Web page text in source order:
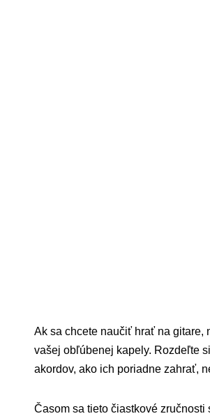
Ak sa chcete naučiť hrať na gitare,
vašej obľúbenej kapely. Rozdeľte
akordov, ako ich poriadne zahrať,
Časom sa tieto čiastkové